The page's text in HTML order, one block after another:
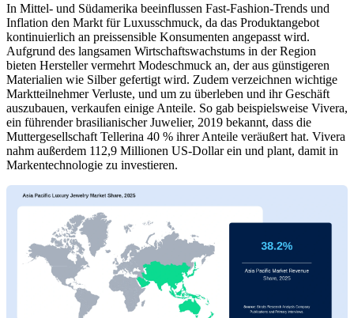
In Mittel- und Südamerika beeinflussen Fast-Fashion-Trends und
Inflation den Markt für Luxusschmuck, da das Produktangebot
kontinuierlich an preissensible Konsumenten angepasst wird.
Aufgrund des langsamen Wirtschaftswachstums in der Region
bieten Hersteller vermehrt Modeschmuck an, der aus günstigeren
Materialien wie Silber gefertigt wird. Zudem verzeichnen wichtige
Marktteilnehmer Verluste, und um zu überleben und ihr Geschäft
auszubauen, verkaufen einige Anteile. So gab beispielsweise Vivera,
ein führender brasilianischer Juwelier, 2019 bekannt, dass die
Muttergesellschaft Tellerina 40 % ihrer Anteile veräußert hat. Vivera
nahm außerdem 112,9 Millionen US-Dollar ein und plant, damit in
Markentechnologie zu investieren.